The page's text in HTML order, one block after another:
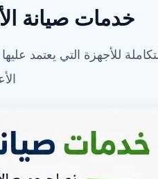
خدمات صيانة
للأجهزة التي يعتمد